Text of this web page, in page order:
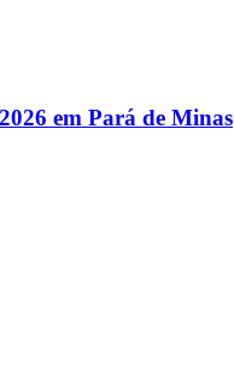
em Pará de Minas